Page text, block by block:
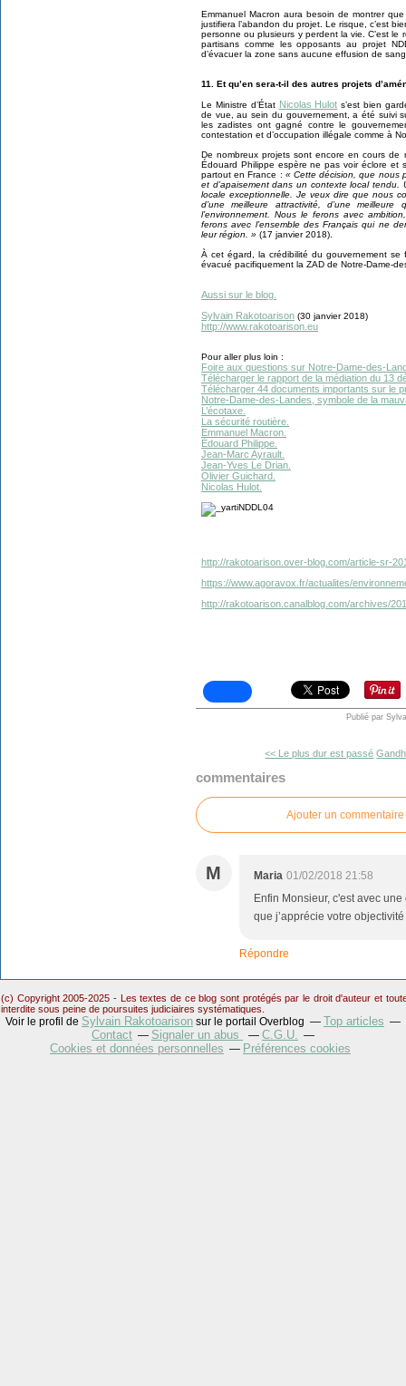
Emmanuel Macron aura besoin de montrer
justifiera l’abandon du projet. Le risque, c’est
personne ou plusieurs y perdent la vie. C’est
partisans comme les opposants au projet
d’évacuer la zone sans aucune effusion de
11. Et qu’en sera-t-il des autres projets
Le Ministre d’État Nicolas Hulot s’est bien
de vue, au sein du gouvernement, a été suivi
les zadistes ont gagné contre le
contestation et d’occupation illégale comme à
De nombreux projets sont encore en cours de
Édouard Philippe espère ne pas voir éclore et
partout en France : « Cette décision, que nous
et d’apaisement dans un contexte local
locale exceptionnelle. Je veux dire que nous
d’une meilleure attractivité, d’une
l’environnement. Nous le ferons avec
ferons avec l’ensemble des Français qui ne
leur région. » (17 janvier 2018).
À cet égard, la crédibilité du gouvernement
évacué pacifiquement la ZAD de Notre-Dame-
Aussi sur le blog.
Sylvain Rakotoarison (30 janvier 2018)
http://www.rakotoarison.eu
Pour aller plus loin :
Foire aux questions sur Notre-Dame-des-
Télécharger le rapport de la médiation du 13
Télécharger 44 documents importants sur le
Notre-Dame-des-Landes, symbole de la
L’écotaxe.
La sécurité routière.
Emmanuel Macron.
Édouard Philippe.
Jean-Marc Ayrault.
Jean-Yves Le Drian.
Olivier Guichard.
Nicolas Hulot.
http://rakotoarison.over-blog.com/article-sr-
https://www.agoravox.fr/actualites/
http://rakotoarison.canalblog.com/archives/
Publié par
<< Le plus dur est passé
commentaires
Ajouter un commentaire
M Maria 01/02/2018 21:58
Enfin Monsieur, c'est avec
que j’apprécie votre
Répondre
(c) Copyright 2005-2025 - Les textes de ce blog sont protégés par le droit d'auteur et
interdite sous peine de poursuites judiciaires systématiques.
Voir le profil de Sylvain Rakotoarison sur le portail Overblog
Top articles
Contact
Signaler un abus
C.G.U.
Cookies et données personnelles
Préférences cookies